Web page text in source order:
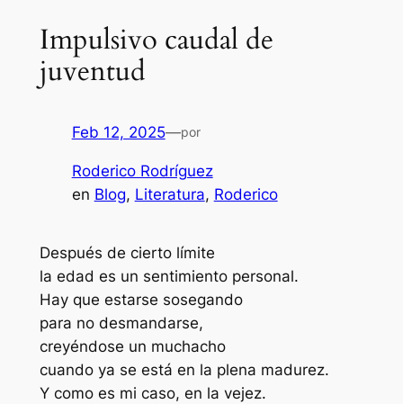
Impulsivo caudal de
juventud
Feb 12, 2025—por
Roderico Rodríguez
en Blog, Literatura, Roderico
Después de cierto límite
la edad es un sentimiento personal.
Hay que estarse sosegando
para no desmandarse,
creyéndose un muchacho
cuando ya se está en la plena madurez.
Y como es mi caso, en la vejez.